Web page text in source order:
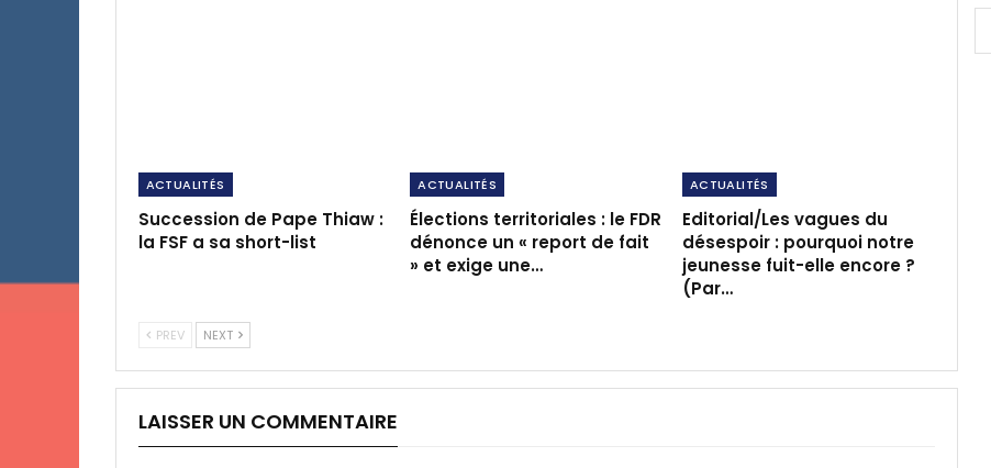
ACTUALITÉS
Succession de Pape Thiaw :
la FSF a sa short-list
ACTUALITÉS
Élections territoriales : le FDR
dénonce un « report de fait
» et exige une…
ACTUALITÉS
Editorial/Les vagues du
désespoir : pourquoi notre
jeunesse fuit-elle encore ?
(Par…
PREV NEXT
LAISSER UN COMMENTAIRE